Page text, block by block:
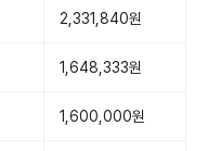
2,331,840원
1,648,333원
1,600,000원